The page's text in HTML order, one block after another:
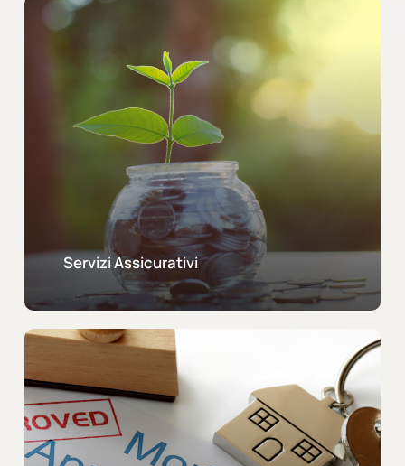
Servizi Assicurativi